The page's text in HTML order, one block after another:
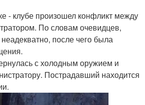
- клубе произошел конфликт между
По словам очевидцев,
после чего была
с холодным оружием и
Пострадавший находится